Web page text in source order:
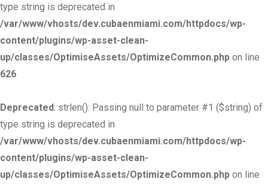
type string is deprecated in
/var/www/vhosts/dev.cubaenmiami.com/httpdocs/wp-
content/plugins/wp-asset-clean-
up/classes/OptimiseAssets/OptimizeCommon.php on line
626
Deprecated: strlen(): Passing null to parameter #1 ($string) of
type string is deprecated in
/var/www/vhosts/dev.cubaenmiami.com/httpdocs/wp-
content/plugins/wp-asset-clean-
up/classes/OptimiseAssets/OptimizeCommon.php on line